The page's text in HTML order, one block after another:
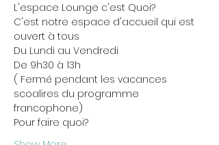
L'espace Lounge c'est Quoi?
C'est notre espace d'accueil qui est
ouvert à tous
Du Lundi au Vendredi
De 9h30 à 13h
( Fermé pendant les vacances
scoalires du programme
francophone)
Pour faire quoi?